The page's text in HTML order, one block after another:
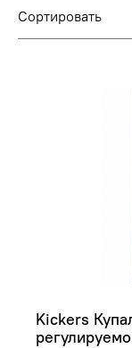
Сортировать
Kickers